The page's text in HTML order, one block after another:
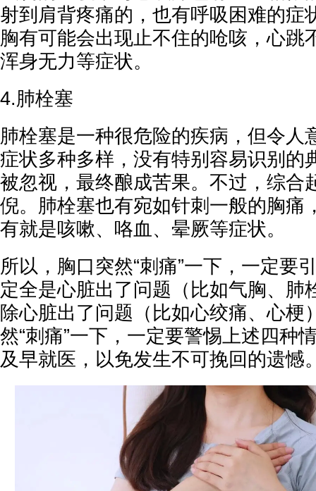
射到肩背疼痛的，也有呼吸困难的症
胸有可能会出现止不住的呛咳，心跳
浑身无力等症状。
4.肺栓塞
肺栓塞是一种很危险的疾病，但令人
症状多种多样，没有特别容易识别的
被忽视，最终酿成苦果。不过，综合
倪。肺栓塞也有宛如针刺一般的胸痛
有就是咳嗽、咯血、晕厥等症状。
所以，胸口突然“刺痛”一下，一定要
定全是心脏出了问题（比如气胸、肺
除心脏出了问题（比如心绞痛、心梗
然“刺痛”一下，一定要警惕上述四种
及早就医，以免发生不可挽回的遗憾